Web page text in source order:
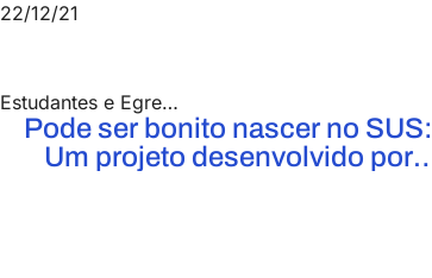
22/12/21
Estudantes e Egressos UniFOA
Pode ser bonito nascer no SUS:
Um projeto desenvolvido por